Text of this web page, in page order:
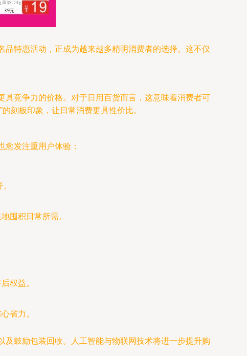
特惠活动，正成为越来越多精明消费者的选择。这不仅
竞争力的价格。对于日用百货而言，这意味着消费者可
刻板印象，让日常消费更具性价比。
发注重用户体验：
囤积日常所需。
权益。
省力。
鼓励包装回收。人工智能与物联网技术将进一步提升购